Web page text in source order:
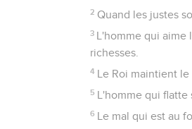
2 Quand les justes
3 L'homme qui aime
richesses.
4 Le Roi maintient
5 L'homme qui flatte
6 Le mal qui est au